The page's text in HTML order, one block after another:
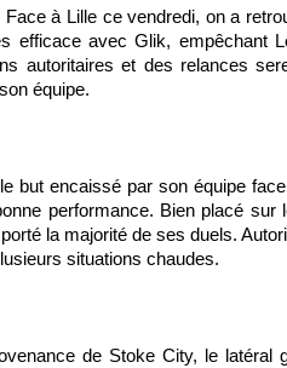
à Lille ce vendredi, on a
efficace avec Glik, empêchant
autoritaires et des relances
équipe.
but encaissé par son équipe
performance. Bien placé
la majorité de ses duels.
situations chaudes.
de Stoke City, le latéral